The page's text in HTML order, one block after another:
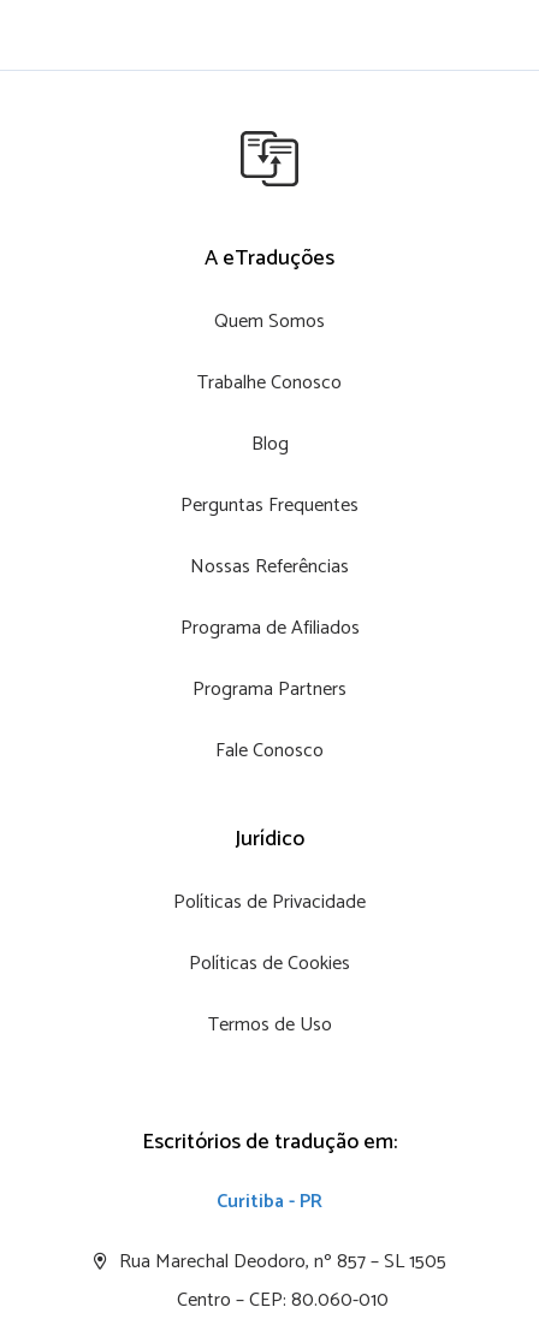
A eTraduções
Quem Somos
Trabalhe Conosco
Blog
Perguntas Frequentes
Nossas Referências
Programa de Afiliados
Programa Partners
Fale Conosco
Jurídico
Políticas de Privacidade
Políticas de Cookies
Termos de Uso
Escritórios de tradução em:
Curitiba - PR
Rua Marechal Deodoro, nº 857 – SL 1505
Centro – CEP: 80.060-010